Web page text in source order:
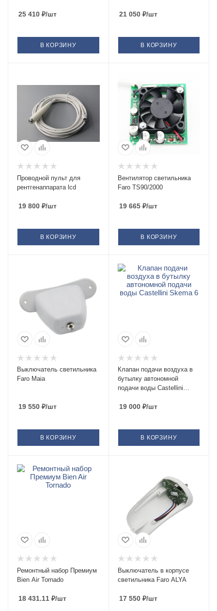
25 410 ₽/шт
В КОРЗИНУ
21 050₽/шт
В КОРЗИНУ
Проводной пульт для
рентгенаппарата lcd
19 800 ₽/шт
В КОРЗИНУ
Вентилятор светильника
Faro TS90/2000
19 665₽/шт
В КОРЗИНУ
Выключатель светильника
Faro Maia
19 550 ₽/шт
В КОРЗИНУ
Клапан подачи воздуха в
бутылку автономной
подачи воды Сastellini
19 000₽/шт
В КОРЗИНУ
Ремонтный набор Премиум
Bien Air Tornado
18 431.11 ₽/шт
Выключатель в корпусе
светильника Faro ALYA
17 550₽/шт